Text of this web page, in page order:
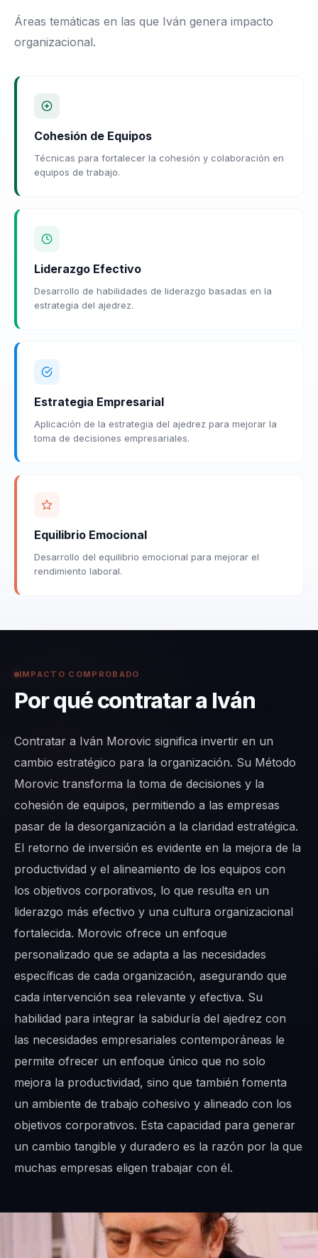
Áreas temáticas en las que Iván genera impacto
organizacional.
Cohesión de Equipos
Técnicas para fortalecer la cohesión y colaboración en
equipos de trabajo.
Liderazgo Efectivo
Desarrollo de habilidades de liderazgo basadas en la
estrategia del ajedrez.
Estrategia Empresarial
Aplicación de la estrategia del ajedrez para mejorar la
toma de decisiones empresariales.
Equilibrio Emocional
Desarrollo del equilibrio emocional para mejorar el
rendimiento laboral.
IMPACTO COMPROBADO
Por qué contratar a Iván
Contratar a Iván Morovic significa invertir en un
cambio estratégico para la organización. Su Método
Morovic transforma la toma de decisiones y la
cohesión de equipos, permitiendo a las empresas
pasar de la desorganización a la claridad estratégica.
El retorno de inversión es evidente en la mejora de la
productividad y el alineamiento de los equipos con
los objetivos corporativos, lo que resulta en un
liderazgo más efectivo y una cultura organizacional
fortalecida. Morovic ofrece un enfoque
personalizado que se adapta a las necesidades
específicas de cada organización, asegurando que
cada intervención sea relevante y efectiva. Su
habilidad para integrar la sabiduría del ajedrez con
las necesidades empresariales contemporáneas le
permite ofrecer un enfoque único que no solo
mejora la productividad, sino que también fomenta
un ambiente de trabajo cohesivo y alineado con los
objetivos corporativos. Esta capacidad para generar
un cambio tangible y duradero es la razón por la que
muchas empresas eligen trabajar con él.